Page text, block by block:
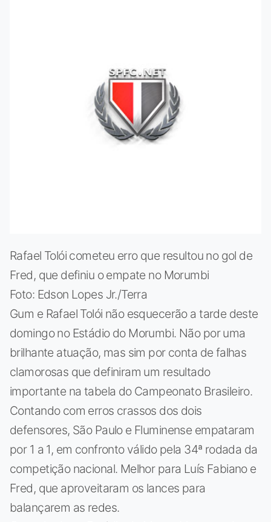
Rafael Tolói cometeu erro que resultou no gol de
Fred, que definiu o empate no Morumbi
Foto: Edson Lopes Jr./Terra
Gum e Rafael Tolói não esquecerão a tarde deste
domingo no Estádio do Morumbi. Não por uma
brilhante atuação, mas sim por conta de falhas
clamorosas que definiram um resultado
importante na tabela do Campeonato Brasileiro.
Contando com erros crassos dos dois
defensores, São Paulo e Fluminense empataram
por 1 a 1, em confronto válido pela 34ª rodada da
competição nacional. Melhor para Luís Fabiano e
Fred, que aproveitaram os lances para
balançarem as redes.